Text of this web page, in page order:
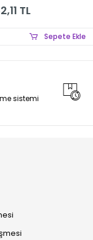
TL
Sepete Ekle
sistemi